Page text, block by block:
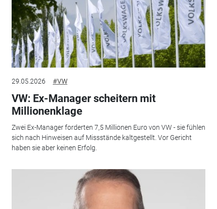
29.05.2026 #VW
VW: Ex-Manager scheitern mit
Millionenklage
Zwei Ex-Manager forderten 7,5 Millionen Euro von VW - sie fühlen
sich nach Hinweisen auf Missstände kaltgestellt. Vor Gericht
haben sie aber keinen Erfolg.